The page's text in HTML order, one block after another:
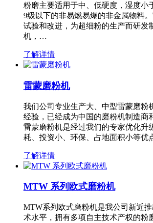
粉磨主要适用于中、低硬度，湿度小
9级以下的非易燃易爆的非金属物料
试验和改进，为超细粉的生产而研发
机，…
了解详情
雷蒙磨粉机
我们公司专业生产大、中型雷蒙磨粉
经验，已经成为中国的磨粉机制造商
雷蒙磨粉机是经过我们的专家优化升
耗、投资小、环保、占地面积小等
了解详情
MTW 系列欧式磨粉机
MTW系列欧式磨粉机是我公司新近
术水平，拥有多项自主技术产权的粉